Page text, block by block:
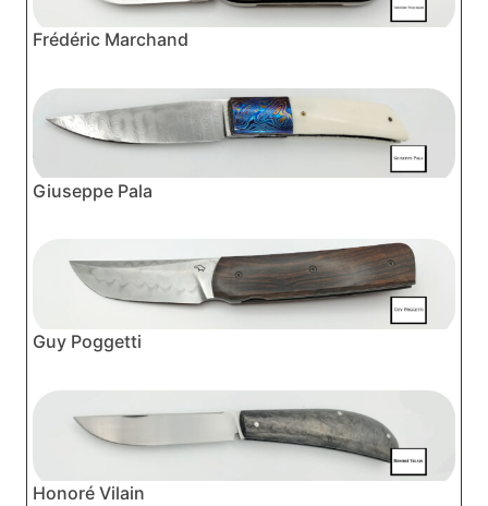
Frédéric Marchand
Giuseppe Pala
Guy Poggetti
Honoré Vilain